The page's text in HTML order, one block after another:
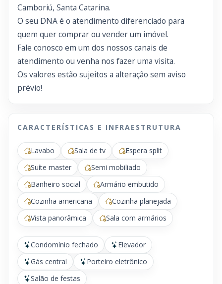
Camboriú, Santa Catarina.
O seu DNA é o atendimento diferenciado para
quem quer comprar ou vender um imóvel.
Fale conosco em um dos nossos canais de
atendimento ou venha nos fazer uma visita.
Os valores estão sujeitos a alteração sem aviso
prévio!
CARACTERÍSTICAS E INFRAESTRUTURA
Lavabo Sala de tv
Espera split
Suíte master
Semi mobiliado
Banheiro social
Armário embutido
Cozinha americana
Cozinha planejada
Vista panorâmica
Sala com armários
Condomínio fechado
Elevador
Gás central
Porteiro eletrônico
Salão de festas